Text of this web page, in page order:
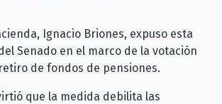
Ignacio Briones, expuso esta
Senado en el marco de la votación
de fondos de pensiones.
que la medida debilita las